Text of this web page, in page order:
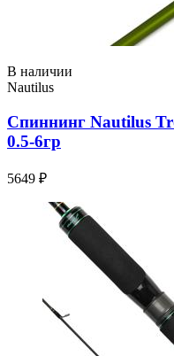
В наличии
Nautilus
Спиннинг Nautilus
0.5-6гр
5649 ₽